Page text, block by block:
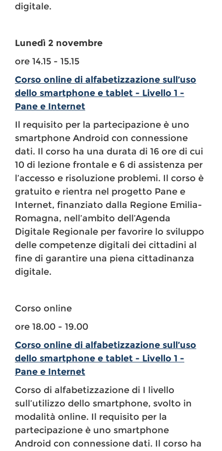
digitale.
Lunedì 2 novembre
ore 14.15 - 15.15
Corso online di alfabetizzazione sull’uso
dello smartphone e tablet - Livello 1 -
Pane e Internet
Il requisito per la partecipazione è uno
smartphone Android con connessione
dati. Il corso ha una durata di 16 ore di cui
10 di lezione frontale e 6 di assistenza per
l’accesso e risoluzione problemi. Il corso è
gratuito e rientra nel progetto Pane e
Internet, finanziato dalla Regione Emilia-
Romagna, nell’ambito dell’Agenda
Digitale Regionale per favorire lo sviluppo
delle competenze digitali dei cittadini al
fine di garantire una piena cittadinanza
digitale.
Corso online
ore 18.00 - 19.00
Corso online di alfabetizzazione sull’uso
dello smartphone e tablet - Livello 1 -
Pane e Internet
Corso di alfabetizzazione di I livello
sull’utilizzo dello smartphone, svolto in
modalità online. Il requisito per la
partecipazione è uno smartphone
Android con connessione dati. Il corso ha